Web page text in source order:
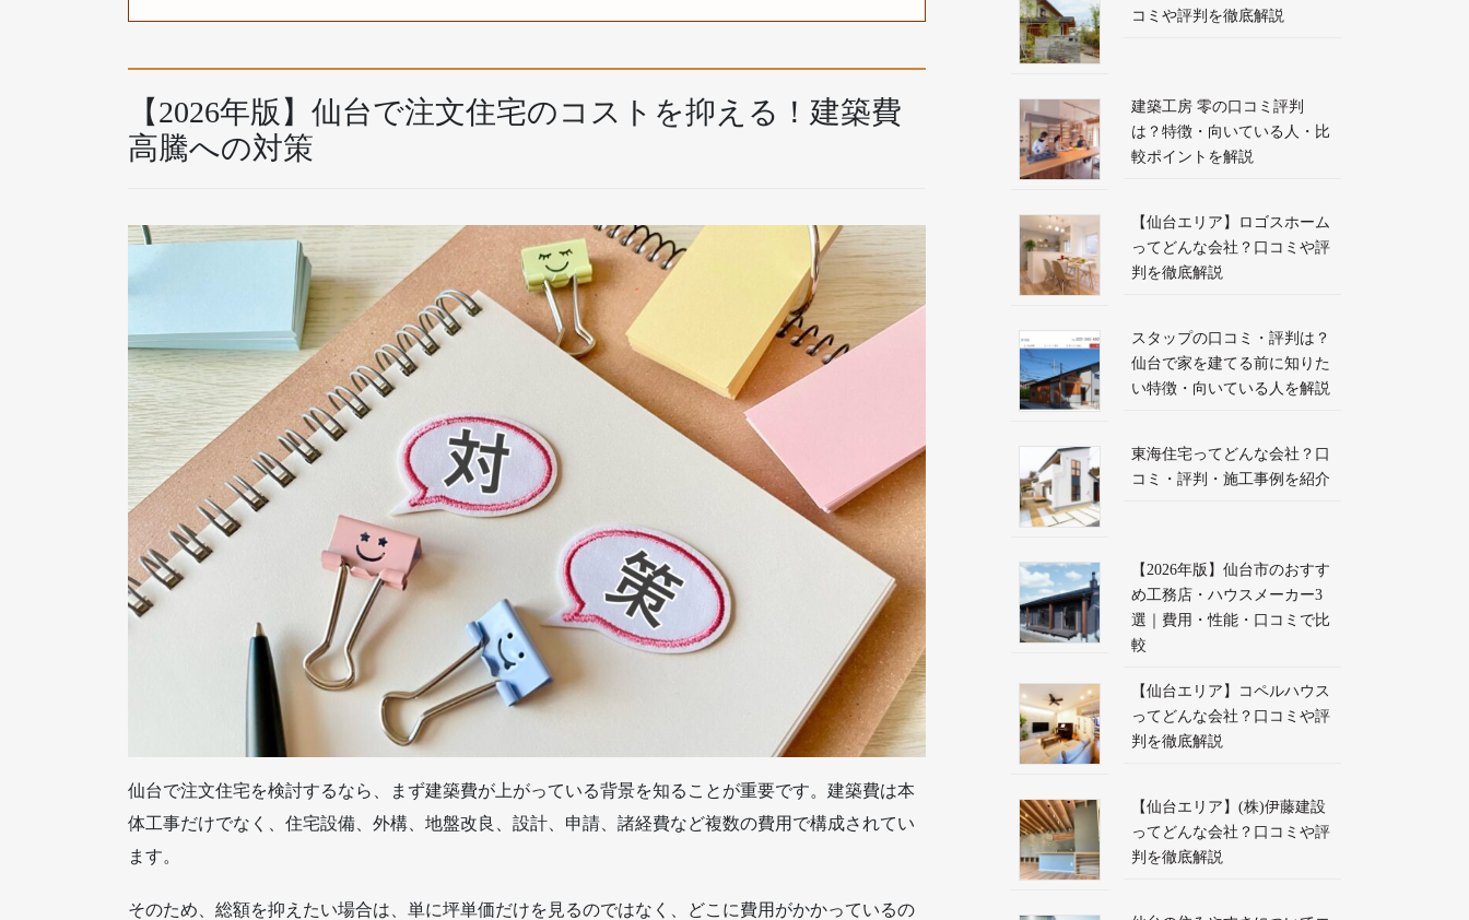
【2026年版】仙台で注文住宅のコストを抑える！建築費
高騰への対策
仙台で注文住宅を検討するなら、まず建築費が上がっている背景を知ることが重要です。建築費は本
体工事だけでなく、住宅設備、外構、地盤改良、設計、申請、諸経費など複数の費用で構成されてい
ます。
そのため、総額を抑えたい場合は、単に坪単価だけを見るのではなく、どこに費用がかかっているの
コミや評判を徹底解説
建築工房 零の口コミ評判
は？特徴・向いている人・比
較ポイントを解説
【仙台エリア】ロゴスホーム
ってどんな会社？口コミや評
判を徹底解説
スタップの口コミ・評判は？
仙台で家を建てる前に知りた
い特徴・向いている人を解説
東海住宅ってどんな会社？口
コミ・評判・施工事例を紹介
【2026年版】仙台市のおすす
め工務店・ハウスメーカー3
選｜費用・性能・口コミで比
較
【仙台エリア】コペルハウス
ってどんな会社？口コミや評
判を徹底解説
【仙台エリア】(株)伊藤建設
ってどんな会社？口コミや評
判を徹底解説